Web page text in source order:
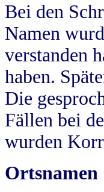
Bei den
Namen
verstanden
haben.
Die
Fällen bei
wurden
Ortsnamen